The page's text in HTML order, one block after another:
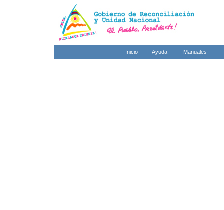
Inicio Ayuda Manuales